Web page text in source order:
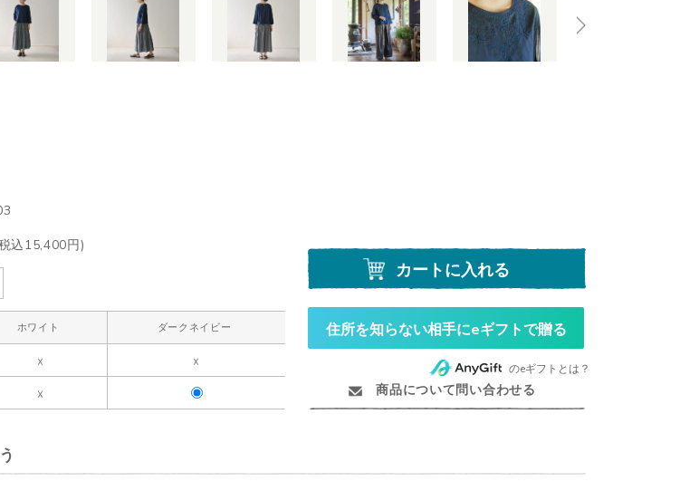
込15,400円)
ホワイト ダークネイビー
カートに入れる
住所を知らない相手にeギフトで贈る
のeギフトとは？
商品について問い合わせる